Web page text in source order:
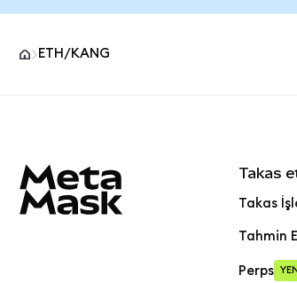
ETH/KANG
Takas
Takas
Tahmin
Perps YENİ